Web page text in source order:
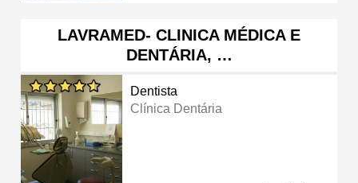
LAVRAMED- CLINICA MÉDICA E
DENTÁRIA, …
Dentista
Clínica Dentária